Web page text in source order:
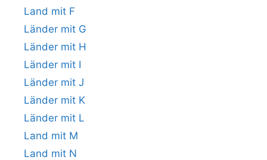
Land mit F
Länder mit G
Länder mit H
Länder mit I
Länder mit J
Länder mit K
Länder mit L
Land mit M
Land mit N